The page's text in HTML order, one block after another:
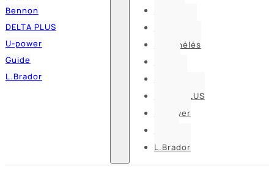
Bennon
DELTA PLUS
U-power
Guide
L.Brador
Vaistinėlės
DELTA PLUS
U-power
L.Brador